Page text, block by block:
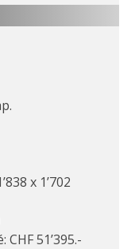
x 1’702
CHF 51’395.-